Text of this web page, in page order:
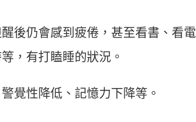
後仍會感到疲倦，甚至看書、看電
，有打瞌睡的狀況。
覺性降低、記憶力下降等。